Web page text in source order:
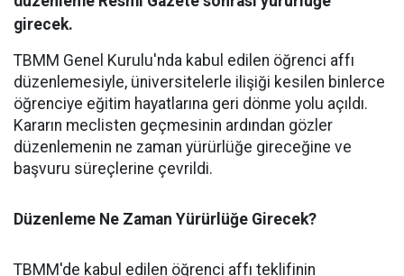
girecek.
​TBMM Genel Kurulu'nda kabul edilen öğrenci affı
düzenlemesiyle, üniversitelerle ilişiği kesilen binlerce
öğrenciye eğitim hayatlarına geri dönme yolu açıldı.
Kararın meclisten geçmesinin ardından gözler
düzenlemenin ne zaman yürürlüğe gireceğine ve
başvuru süreçlerine çevrildi.
Düzenleme Ne Zaman Yürürlüğe Girecek?
​TBMM'de kabul edilen öğrenci affı teklifinin